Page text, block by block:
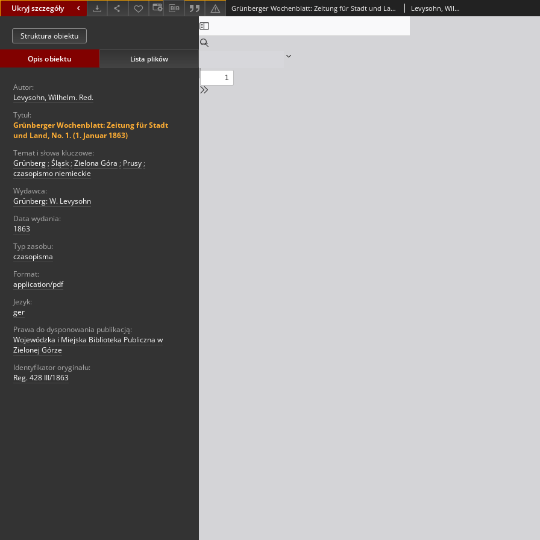
Ukryj szczegóły Grünberger Wochenblatt: Zeitung für Stadt und Land, No. 1. (1. Januar 1863) Levysohn, Wilhelm. Red.
Struktura obiektu
Opis obiektu Lista plików
Autor:
Levysohn, Wilhelm. Red.
Tytuł:
Grünberger Wochenblatt: Zeitung für Stadt
und Land, No. 1. (1. Januar 1863)
Temat i słowa kluczowe:
Grünberg ; Śląsk ; Zielona Góra ; Prusy ;
czasopismo niemieckie
Wydawca:
Grünberg: W. Levysohn
Data wydania:
1863
Typ zasobu:
czasopisma
Format:
application/pdf
Jezyk:
ger
Prawa do dysponowania publikacją:
Wojewódzka i Miejska Biblioteka Publiczna w
Zielonej Górze
Identyfikator oryginału:
Reg. 428 III/1863